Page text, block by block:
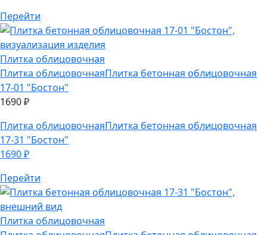
Перейти
Плитка облицовочная
Плитка облицовочнаяПлитка бетонная облицовочная
17-01 "Бостон"
1690₽
Плитка облицовочнаяПлитка бетонная облицовочная
17-31 "Бостон"
1690₽
Перейти
Плитка облицовочная